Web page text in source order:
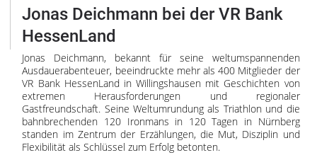
Jonas Deichmann bei der VR Bank
HessenLand
Jonas Deichmann, bekannt für seine weltumspannenden
Ausdauerabenteuer, beeindruckte mehr als 400 Mitglieder der
VR Bank HessenLand in Willingshausen mit Geschichten von
extremen Herausforderungen und regionaler
Gastfreundschaft. Seine Weltumrundung als Triathlon und die
bahnbrechenden 120 Ironmans in 120 Tagen in Nürnberg
standen im Zentrum der Erzählungen, die Mut, Disziplin und
Flexibilität als Schlüssel zum Erfolg betonten.